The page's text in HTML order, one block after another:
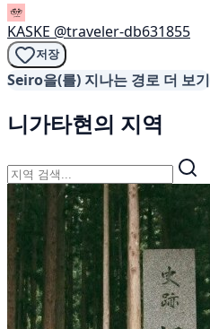
KASKE @traveler-db631855
저장
Seiro을(를) 지나는 경로 더 보기
니가타현의 지역